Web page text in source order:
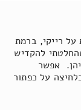
על רייקי, ברמת
להקדיש
אפשר
על כפתור